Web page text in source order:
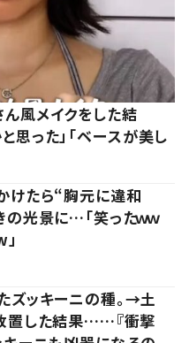
風メイクをした結
った」「ベースが美し
けたら“胸元に違和
光景に…「笑ったｗｗ
ズッキーニの種。→土
置した結果……『衝撃